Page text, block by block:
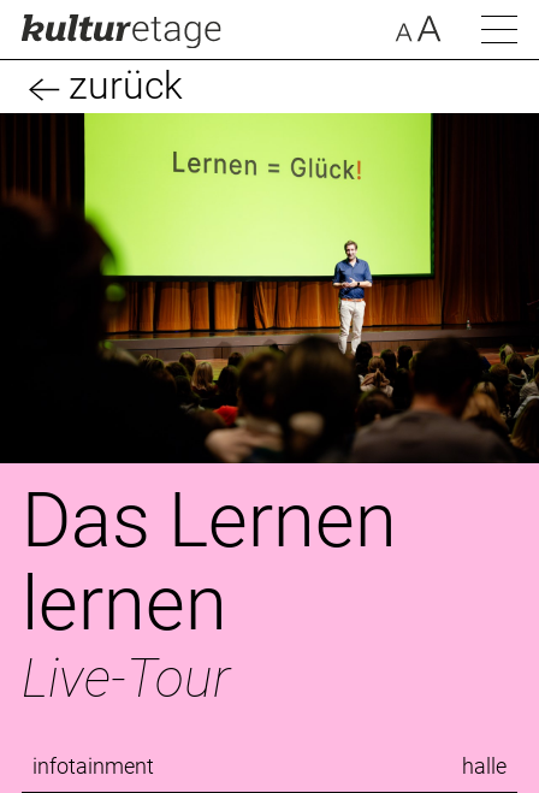
zurück
Das Lernen
lernen
Live-Tour
infotainment halle